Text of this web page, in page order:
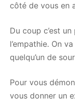
côté de vous en
Du coup c’est
l’empathie. On
quelqu’un de
Pour vous
vous donner un